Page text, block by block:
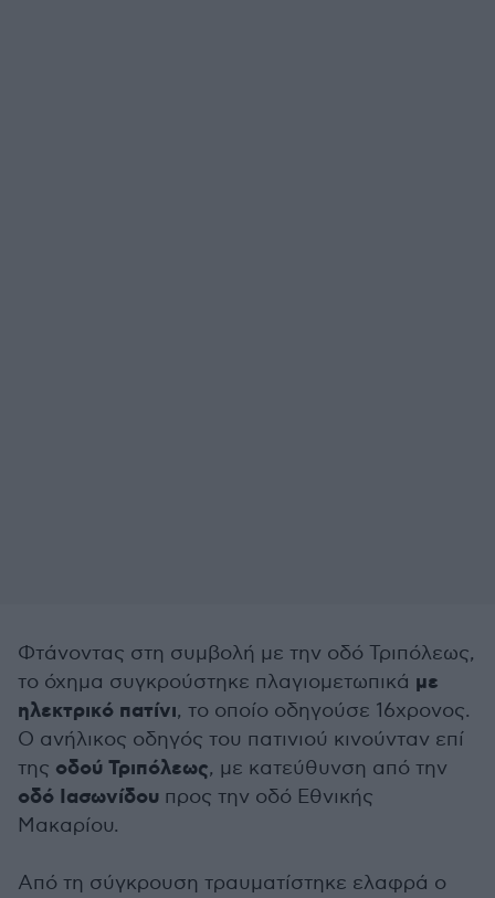
Φτάνοντας στη συμβολή με την οδό Τριπόλεως,
το όχημα συγκρούστηκε πλαγιομετωπικά με
ηλεκτρικό πατίνι, το οποίο οδηγούσε 16χρονος.
Ο ανήλικος οδηγός του πατινιού κινούνταν επί
της οδού Τριπόλεως, με κατεύθυνση από την
οδό Ιασωνίδου προς την οδό Εθνικής
Μακαρίου.
Από τη σύγκρουση τραυματίστηκε ελαφρά ο